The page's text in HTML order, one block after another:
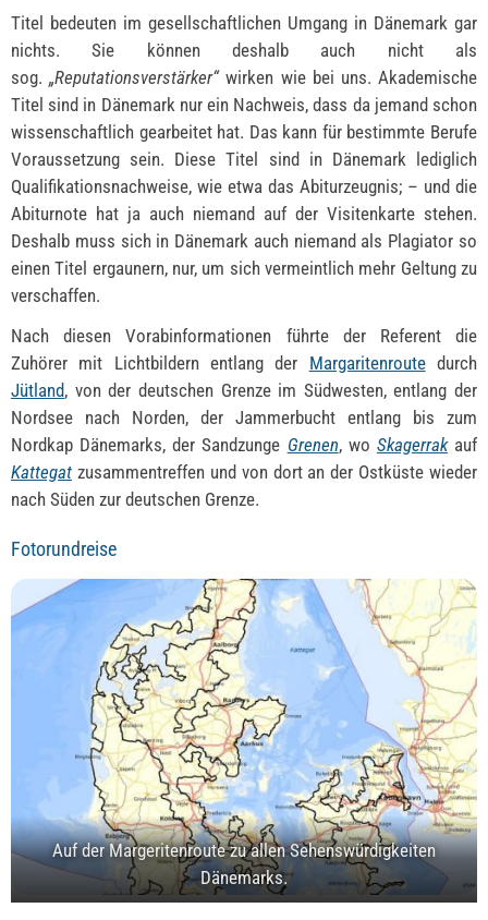
Titel bedeuten im gesellschaftlichen Umgang in Dänemark gar
nichts. Sie können deshalb auch nicht als
sog. „Reputationsverstärker“wirken wie bei uns. Akademische
Titel sind in Dänemark nur ein Nachweis, dass da jemand schon
wissenschaftlich gearbeitet hat. Das kann für bestimmte Berufe
Voraussetzung sein. Diese Titel sind in Dänemark lediglich
Qualifikationsnachweise, wie etwa das Abiturzeugnis; – und die
Abiturnote hat ja auch niemand auf der Visitenkarte stehen.
Deshalb muss sich in Dänemark auch niemand als Plagiator so
einen Titel ergaunern, nur, um sich vermeintlich mehr Geltung zu
verschaffen.
Nach diesen Vorabinformationen führte der Referent die
Zuhörer mit Lichtbildern entlang der Margaritenroutedurch
Jütland, von der deutschen Grenze im Südwesten, entlang der
Nordsee nach Norden, der Jammerbucht entlang bis zum
Nordkap Dänemarks, der Sandzunge Grenen, wo Skagerrakauf
Kattegat zusammentreffen und von dort an der Ostküste wieder
nach Süden zur deutschen Grenze.
Fotorundreise
Auf der Margeritenroute zu allen Sehenswürdigkeiten
Dänemarks.